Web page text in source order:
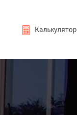
Калькулятор